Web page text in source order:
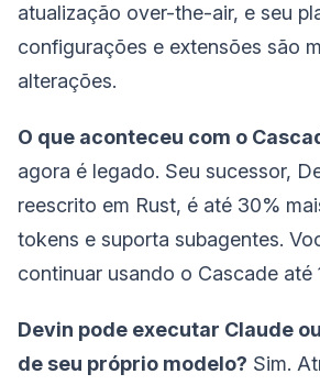
atualização over-the-air, e seu
configurações e extensões são
alterações.
O que aconteceu com o
agora é legado. Seu sucessor,
reescrito em Rust, é até 30%
tokens e suporta subagentes.
continuar usando o Cascade até
Devin pode executar Claude
de seu próprio modelo? Sim.